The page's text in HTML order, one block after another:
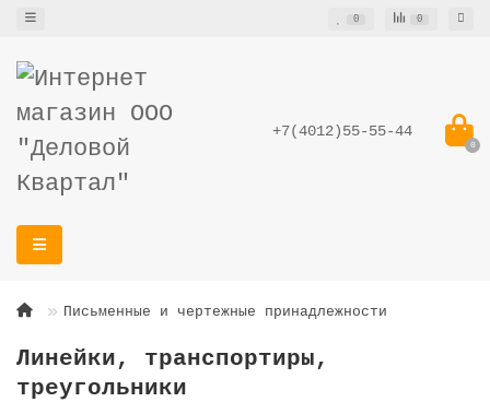
0 0
+7(4012)55-55-44
0
Письменные и чертежные принадлежности
Линейки, транспортиры,
треугольники